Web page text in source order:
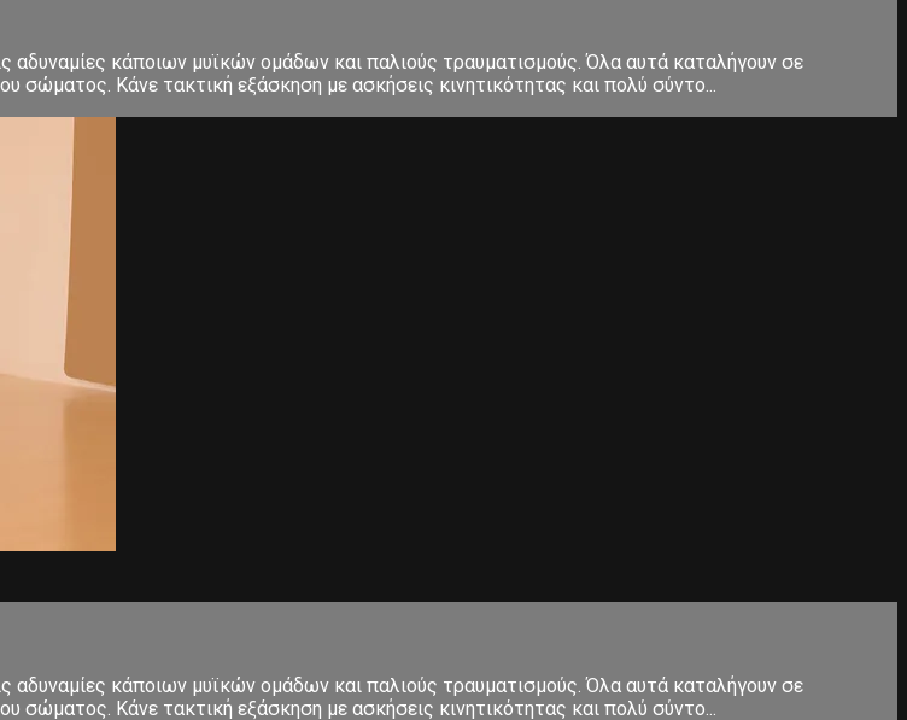
αδυναμίες κάποιων μυϊκών ομάδων και παλιούς τραυματισμούς. Όλα αυτά καταλήγουν σε
σώματος. Κάνε τακτική εξάσκηση με ασκήσεις κινητικότητας και πολύ σύντο...
αδυναμίες κάποιων μυϊκών ομάδων και παλιούς τραυματισμούς. Όλα αυτά καταλήγουν σε
σώματος. Κάνε τακτική εξάσκηση με ασκήσεις κινητικότητας και πολύ σύντο...